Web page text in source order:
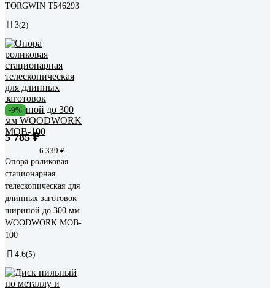
TORGWIN T546293
3(2)
-9%
5 785 ₽
6 339 ₽
Опора роликовая
стационарная
телескопическая для
длинных заготовок
шириной до 300 мм
WOODWORK MOB-
100
4.6(5)